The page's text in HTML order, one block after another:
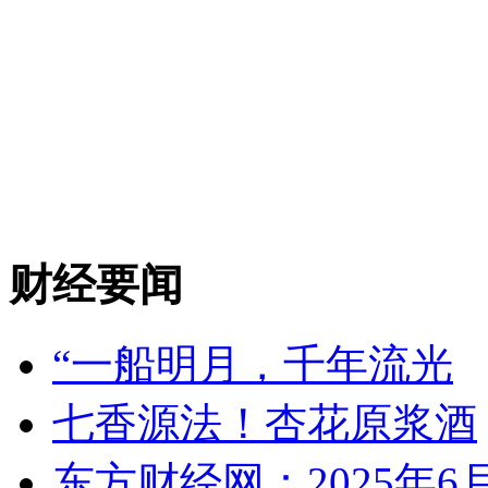
财经要闻
“一船明月，千年流光
七香源法！杏花原浆酒